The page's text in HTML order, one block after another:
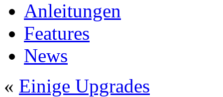
Anleitungen
Features
News
« Einige Upgrades